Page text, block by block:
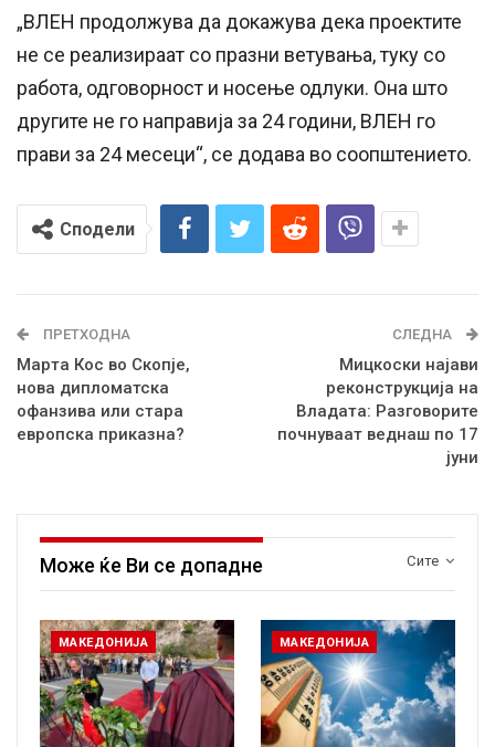
„ВЛЕН продолжува да докажува дека проектите
не се реализираат со празни ветувања, туку со
работа, одговорност и носење одлуки. Она што
другите не го направија за 24 години, ВЛЕН го
прави за 24 месеци“, се додава во соопштението.
Сподели
ПРЕТХОДНА
Марта Кос во Скопје,
нова дипломатска
офанзива или стара
европска приказна?
СЛЕДНА
Мицкоски најави
реконструкција на
Владата: Разговорите
почнуваат веднаш по 17
јуни
Сите
Може ќе Ви се допадне
МАКЕДОНИЈА МАКЕДОНИЈА